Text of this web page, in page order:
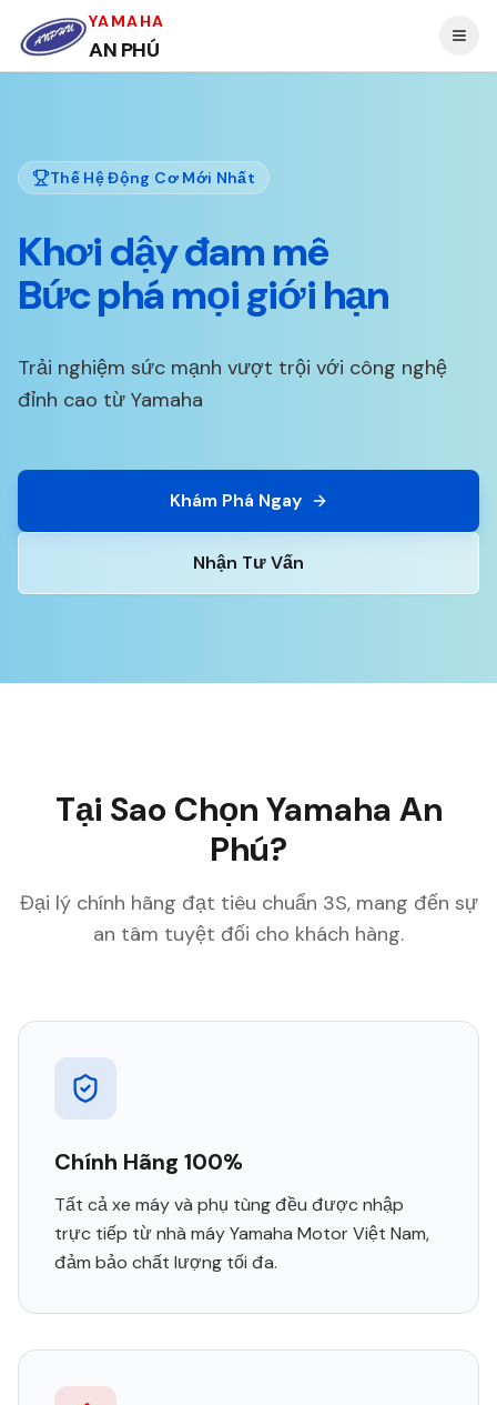
YAMAHA
AN PHÚ
Thế Hệ Động Cơ Mới Nhất
Khơi dậy đam mê
Bức phá mọi giới hạn
Trải nghiệm sức mạnh vượt trội với công nghệ
đỉnh cao từ Yamaha
Khám Phá Ngay
Nhận Tư Vấn
Tại Sao Chọn Yamaha An
Phú?
Đại lý chính hãng đạt tiêu chuẩn 3S, mang đến sự
an tâm tuyệt đối cho khách hàng.
Chính Hãng 100%
Tất cả xe máy và phụ tùng đều được nhập
trực tiếp từ nhà máy Yamaha Motor Việt Nam,
đảm bảo chất lượng tối đa.